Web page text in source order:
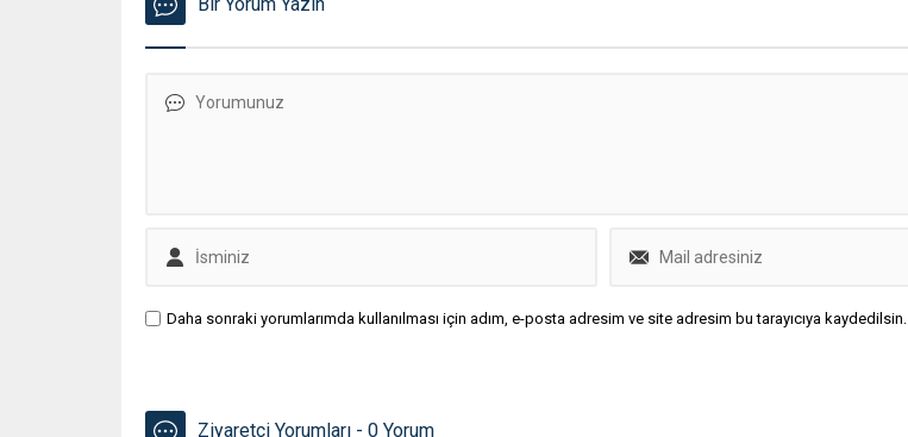
Daha sonraki yorumlarımda kullanılması için adım, e-posta adresim ve site adresim bu tarayıcıya kaydedilsin.
Ziyaretçi Yorumları - 0 Yorum